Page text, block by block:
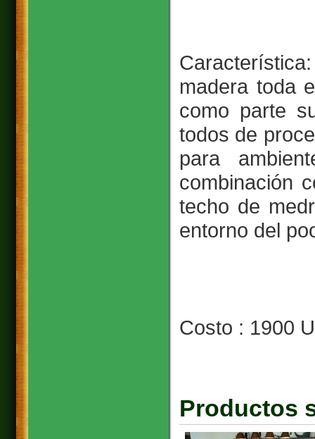
madera toda
como parte
todos de
para
combinación
techo de
entorno del
Costo : 1900
Productos